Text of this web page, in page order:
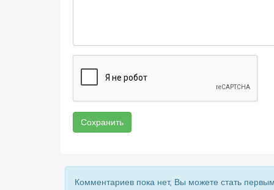
Сохранить
Комментариев пока нет, Вы можете стать